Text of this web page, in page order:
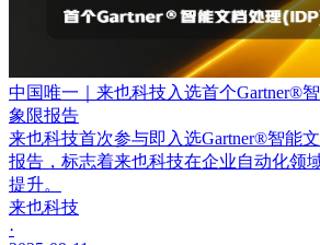
中国唯一｜来也科技入选首个Gartner®
象限报告
来也科技首次参与即入选Gartner®智能
报告，标志着来也科技在企业自动化领
提升。
来也科技
·